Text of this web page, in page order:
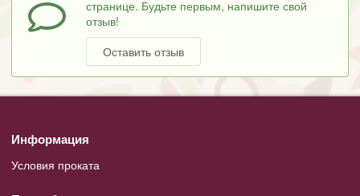
странице. Будьте первым, напишите свой
отзыв!
Оставить отзыв
Информация
Условия проката